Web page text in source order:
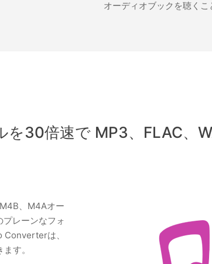
オーディオブックを聴く
30倍速で MP3、FLAC、
、M4Aオー
レーンなフォ
は、
す。